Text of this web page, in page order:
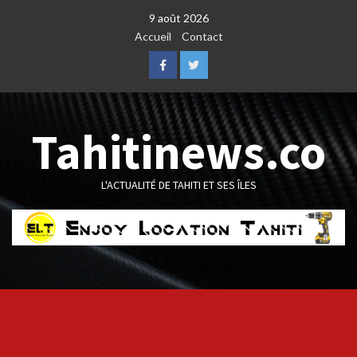
9 août 2026
Accueil
Contact
FacebookTwitter
Tahitinews.co
L'ACTUALITÉ DE TAHITI ET SES ÎLES